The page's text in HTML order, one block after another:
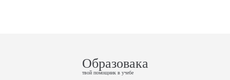
Образовака
твой помощник в учебе